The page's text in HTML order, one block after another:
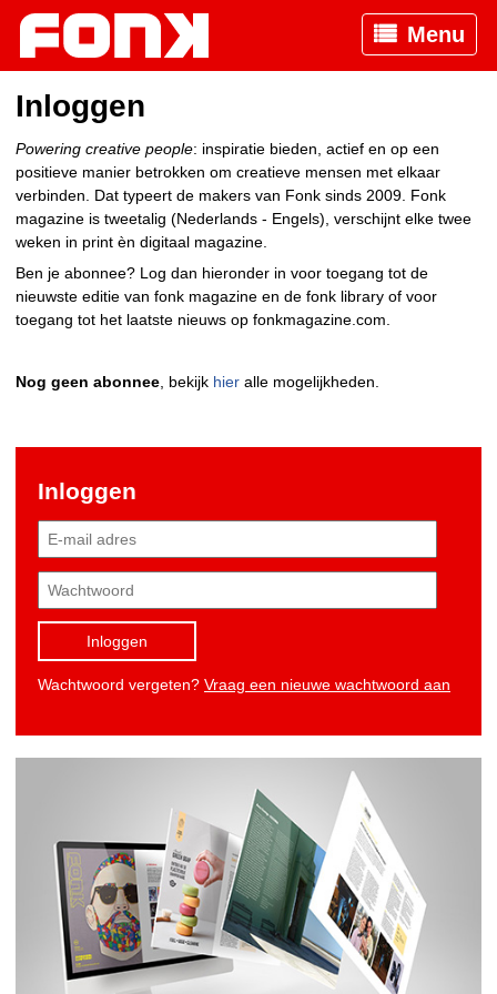
Menu
Inloggen
Powering creative people: inspiratie bieden, actief en op een
positieve manier betrokken om creatieve mensen met elkaar
verbinden. Dat typeert de makers van Fonk sinds 2009. Fonk
magazine is tweetalig (Nederlands - Engels), verschijnt elke twee
weken in print èn digitaal magazine.
Ben je abonnee? Log dan hieronder in voor toegang tot de
nieuwste editie van fonk magazine en de fonk library of voor
toegang tot het laatste nieuws op fonkmagazine.com.
Nog geen abonnee , bekijk hier alle mogelijkheden.
Inloggen
Inloggen
Wachtwoord vergeten? Vraag een nieuwe wachtwoord aan